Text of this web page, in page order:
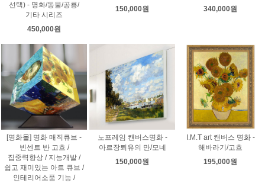
선택) - 명화/동물/공룡/
기타 시리즈
450,000원
150,000원
340,000원
[명화몰] 명화 매직큐브 -
빈센트 반 고흐 /
집중력향상 / 지능개발 /
쉽고 재미있는 아트 큐브 /
인테리어소품 기능 /
노프레임 캔버스명화 -
아르장퇴유의 만/모네
150,000원
I.M.T art 캔버스 명화 -
해바라기/고흐
195,000원